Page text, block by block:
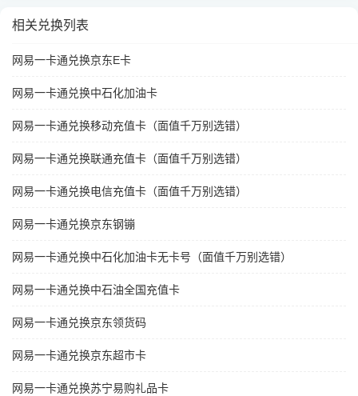
相关兑换列表
网易一卡通兑换京东E卡
网易一卡通兑换中石化加油卡
网易一卡通兑换移动充值卡（面值千万别选错）
网易一卡通兑换联通充值卡（面值千万别选错）
网易一卡通兑换电信充值卡（面值千万别选错）
网易一卡通兑换京东钢镚
网易一卡通兑换中石化加油卡无卡号（面值千万别选错）
网易一卡通兑换中石油全国充值卡
网易一卡通兑换京东领货码
网易一卡通兑换京东超市卡
网易一卡通兑换苏宁易购礼品卡